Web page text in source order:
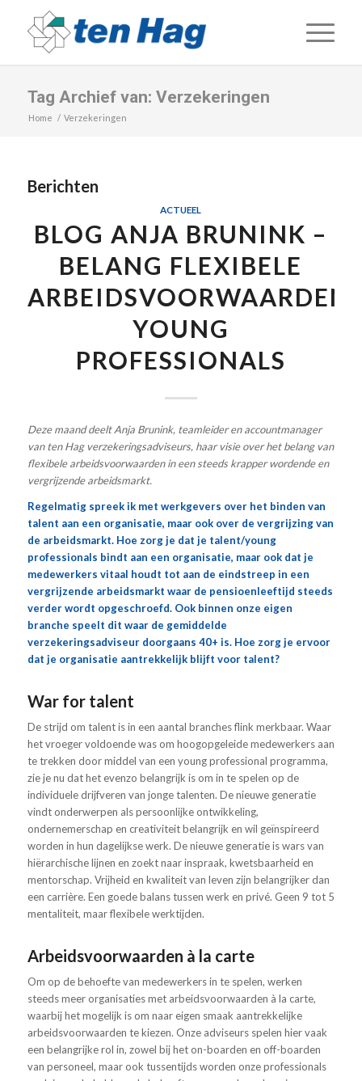
Tag Archief van: Verzekeringen
Home / Verzekeringen
Berichten
ACTUEEL
BLOG ANJA BRUNINK –
BELANG FLEXIBELE
ARBEIDSVOORWAARDEN
YOUNG
PROFESSIONALS
Deze maand deelt Anja Brunink, teamleider en accountmanager
van ten Hag verzekeringsadviseurs, haar visie over het belang van
flexibele arbeidsvoorwaarden in een steeds krapper wordende en
vergrijzende arbeidsmarkt.
Regelmatig spreek ik met werkgevers over het binden van
talent aan een organisatie, maar ook over de vergrijzing van
de arbeidsmarkt. Hoe zorg je dat je talent/young
professionals bindt aan een organisatie, maar ook dat je
medewerkers vitaal houdt tot aan de eindstreep in een
vergrijzende arbeidsmarkt waar de pensioenleeftijd steeds
verder wordt opgeschroefd. Ook binnen onze eigen
branche speelt dit waar de gemiddelde
verzekeringsadviseur doorgaans 40+ is. Hoe zorg je ervoor
dat je organisatie aantrekkelijk blijft voor talent?
War for talent
De strijd om talent is in een aantal branches flink merkbaar. Waar
het vroeger voldoende was om hoogopgeleide medewerkers aan
te trekken door middel van een young professional programma,
zie je nu dat het evenzo belangrijk is om in te spelen op de
individuele drijfveren van jonge talenten. De nieuwe generatie
vindt onderwerpen als persoonlijke ontwikkeling,
ondernemerschap en creativiteit belangrijk en wil geïnspireerd
worden in hun dagelijkse werk. De nieuwe generatie is wars van
hiërarchische lijnen en zoekt naar inspraak, kwetsbaarheid en
mentorschap. Vrijheid en kwaliteit van leven zijn belangrijker dan
een carrière. Een goede balans tussen werk en privé. Geen 9 tot 5
mentaliteit, maar flexibele werktijden.
Arbeidsvoorwaarden à la carte
Om op de behoefte van medewerkers in te spelen, werken
steeds meer organisaties met arbeidsvoorwaarden à la carte,
waarbij het mogelijk is om naar eigen smaak aantrekkelijke
arbeidsvoorwaarden te kiezen. Onze adviseurs spelen hier vaak
een belangrijke rol in, zowel bij het on-boarden en off-boarden
van personeel, maar ook tussentijds worden onze professionals